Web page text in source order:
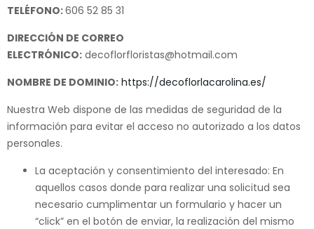
TELÉFONO:606 52 85 31
DIRECCIÓN DE CORREO
ELECTRÓNICO: decoflorfloristas@hotmail.com
NOMBRE DE DOMINIO: https://decoflorlacarolina.es/
Nuestra Web dispone de las medidas de seguridad de la
información para evitar el acceso no autorizado a los datos
personales.
La aceptación y consentimiento del interesado: En
aquellos casos donde para realizar una solicitud sea
necesario cumplimentar un formulario y hacer un
“click” en el botón de enviar, la realización del mismo